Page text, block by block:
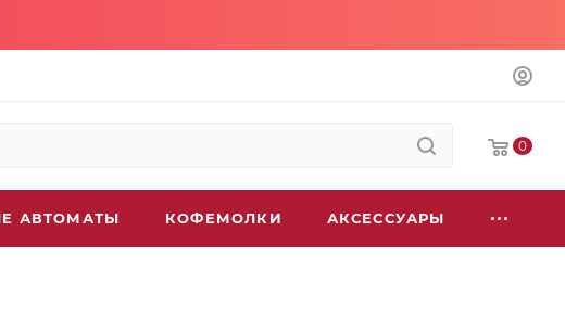
0
АВТОМАТЫ КОФЕМОЛКИ АКСЕССУАРЫ